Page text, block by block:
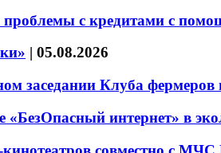
с кредитами с
| 05.08.2026
заседании Клуба
интернет» в